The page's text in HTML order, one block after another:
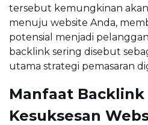
tersebut kemungkinan
menuju website Anda,
potensial menjadi
backlink sering disebut
utama strategi pemasaran
Manfaat
Kesuksesan